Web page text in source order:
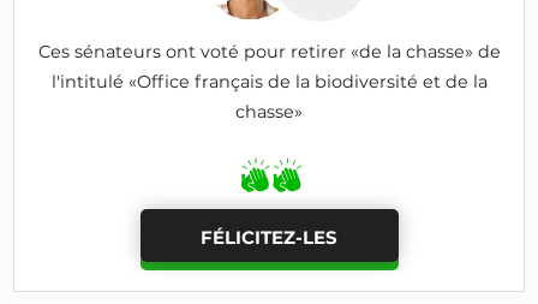
Ces sénateurs ont voté pour retirer «de la chasse» de
l'intitulé «Office français de la biodiversité et de la
chasse»
FÉLICITEZ-LES